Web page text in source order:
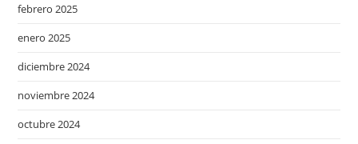
febrero 2025
enero 2025
diciembre 2024
noviembre 2024
octubre 2024